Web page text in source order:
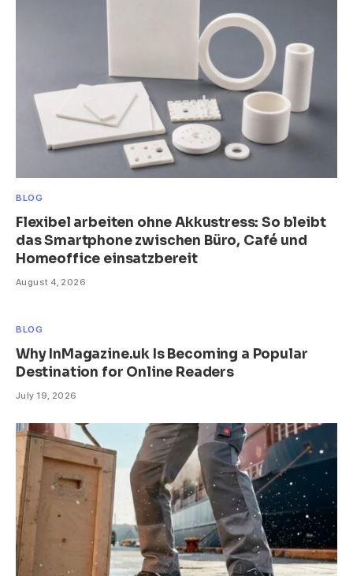
BLOG
Flexibel arbeiten ohne Akkustress: So bleibt
das Smartphone zwischen Büro, Café und
Homeoffice einsatzbereit
August 4, 2026
BLOG
Why InMagazine.uk Is Becoming a Popular
Destination for Online Readers
July 19, 2026